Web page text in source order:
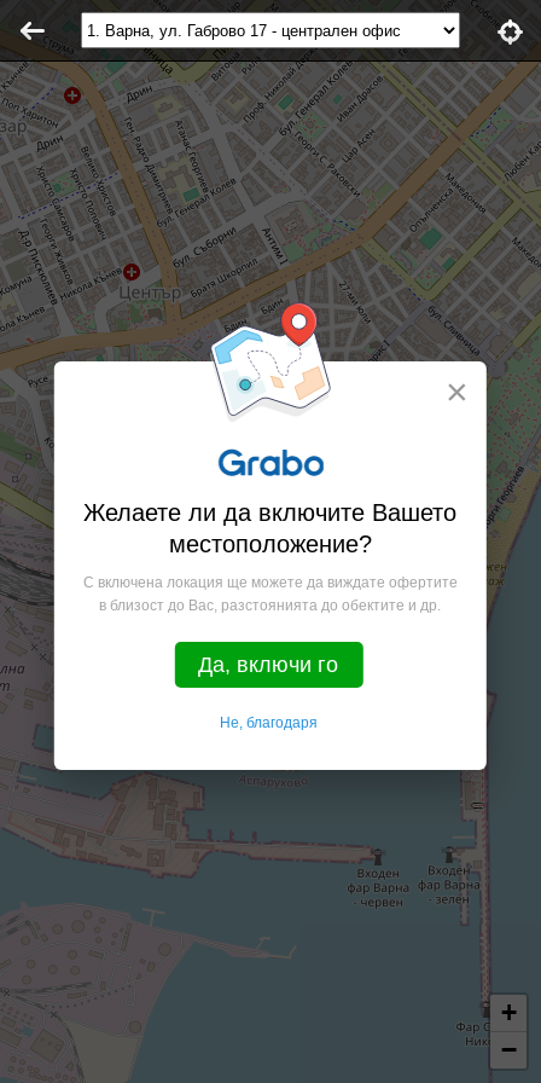
+
−
×
Желаете ли да включите Вашето
местоположение?
С включена локация ще можете да виждате офертите
в близост до Вас, разстоянията до обектите и др.
Да, включи го
Не, благодаря